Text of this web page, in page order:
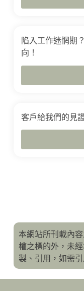
陷入工作迷惘期
向！
客戶給我們的見
本網站所刊載內
權之標的外，未
製、引用，如需